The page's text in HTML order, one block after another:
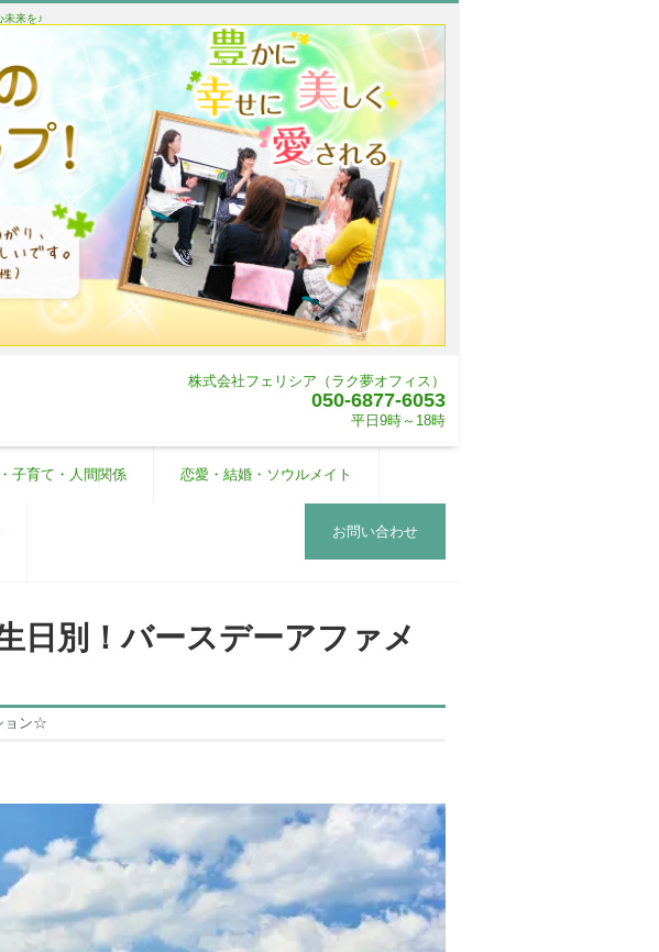
未来を♪
株式会社フェリシア（ラク夢オフィス）
050-6877-6053
平日9時～18時
子育て・人間関係 恋愛・結婚・ソウルメイト
お問い合わせ
日別！バースデーアファメ
ョン☆